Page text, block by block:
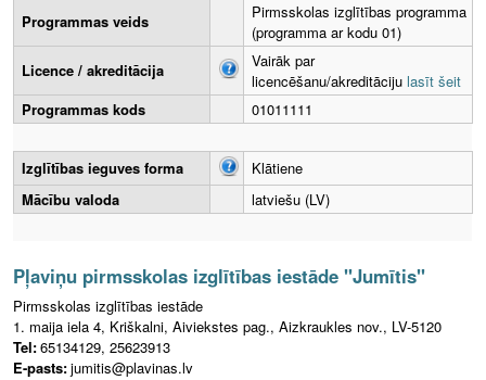
Programmas veids
Pirmsskolas izglītības programma
(programma ar kodu 01)
Licence / akreditācija
Vairāk par
licencēšanu/akreditāciju lasīt šeit
Programmas kods
01011111
Izglītības ieguves forma
Klātiene
Mācību valoda
latviešu (LV)
Pļaviņu pirmsskolas izglītības iestāde "Jumītis"
Pirmsskolas izglītības iestāde
1. maija iela 4, Kriškalni, Aiviekstes pag., Aizkraukles nov., LV-5120
Tel:65134129, 25623913
E-pasts:jumitis@plavinas.lv